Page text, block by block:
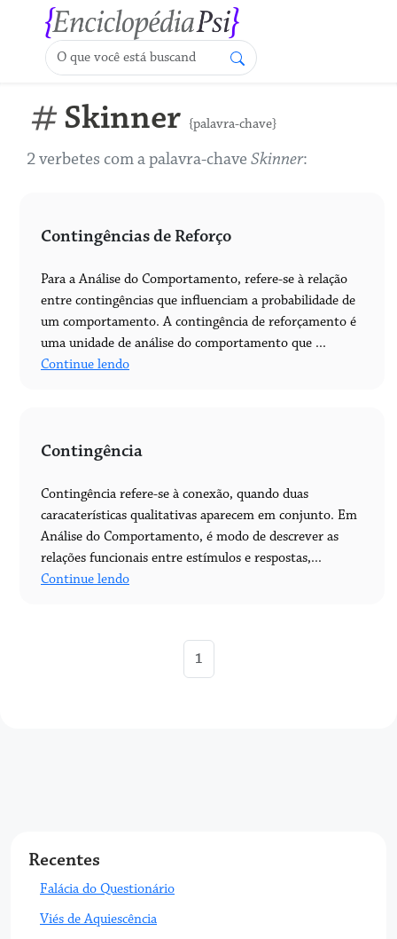
Skinner {palavra-chave}
2 verbetes com a palavra-chave Skinner:
Contingências de Reforço
Para a Análise do Comportamento, refere-se à relação
entre contingências que influenciam a probabilidade de
um comportamento. A contingência de reforçamento é
uma unidade de análise do comportamento que ...
Continue lendo
Contingência
Contingência refere-se à conexão, quando duas
caracaterísticas qualitativas aparecem em conjunto. Em
Análise do Comportamento, é modo de descrever as
relações funcionais entre estímulos e respostas,...
Continue lendo
1
Recentes
Falácia do Questionário
Viés de Aquiescência